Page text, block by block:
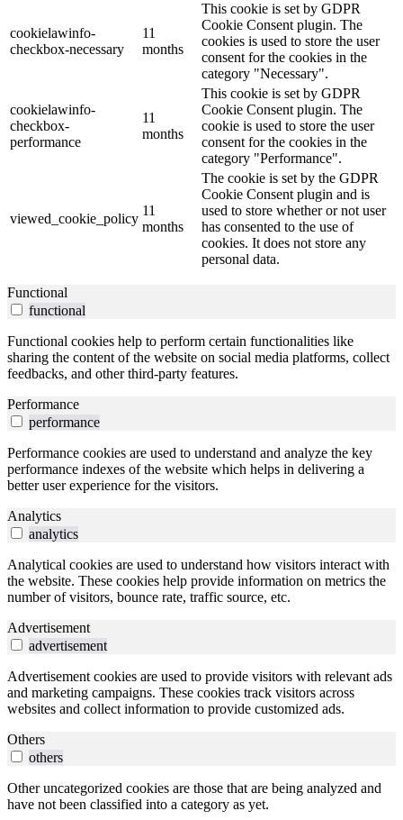
cookielawinfo-
checkbox-necessary
11
months
This cookie is set by GDPR
Cookie Consent plugin. The
cookies is used to store the user
consent for the cookies in the
category "Necessary".
cookielawinfo-
checkbox-
performance
11
months
This cookie is set by GDPR
Cookie Consent plugin. The
cookie is used to store the user
consent for the cookies in the
category "Performance".
viewed_cookie_policy
11
months
The cookie is set by the GDPR
Cookie Consent plugin and is
used to store whether or not user
has consented to the use of
cookies. It does not store any
personal data.
Functional
functional
Functional cookies help to perform certain functionalities like
sharing the content of the website on social media platforms, collect
feedbacks, and other third-party features.
Performance
performance
Performance cookies are used to understand and analyze the key
performance indexes of the website which helps in delivering a
better user experience for the visitors.
Analytics
analytics
Analytical cookies are used to understand how visitors interact with
the website. These cookies help provide information on metrics the
number of visitors, bounce rate, traffic source, etc.
Advertisement
advertisement
Advertisement cookies are used to provide visitors with relevant ads
and marketing campaigns. These cookies track visitors across
websites and collect information to provide customized ads.
Others
others
Other uncategorized cookies are those that are being analyzed and
have not been classified into a category as yet.